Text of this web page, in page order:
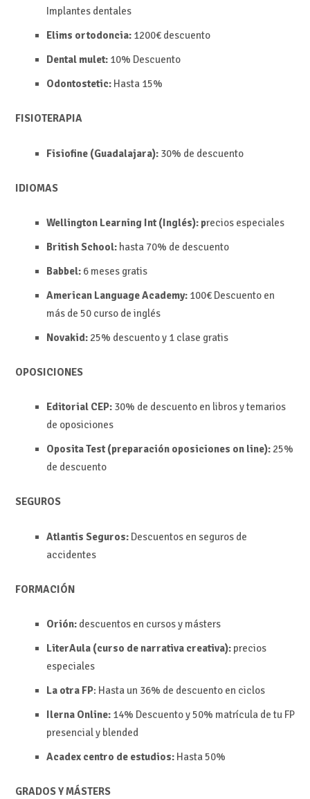
Implantes dentales
Elims ortodoncia: 1200€ descuento
Dental mulet: 10% Descuento
Odontostetic: Hasta 15%
FISIOTERAPIA
Fisiofine (Guadalajara):30% de descuento
IDIOMAS
Wellington Learning Int (Inglés): precios especiales
British School:hasta 70% de descuento
Babbel:6 meses gratis
American Language Academy:100€ Descuento en
más de 50 curso de inglés
Novakid:25% descuento y 1 clase gratis
OPOSICIONES
Editorial CEP:30% de descuento en libros y temarios
de oposiciones
Oposita Test (preparación oposiciones on line):25%
de descuento
SEGUROS
Atlantis Seguros:Descuentos en seguros de
accidentes
FORMACIÓN
Orión:descuentos en cursos y másters
LiterAula (curso de narrativa creativa):precios
especiales
La otra FP: Hasta un 36% de descuento en ciclos
Ilerna Online:14% Descuento y50% matrícula de tu FP
presencial y blended
Acadex centro de estudios: Hasta50%
GRADOS Y MÁSTERS